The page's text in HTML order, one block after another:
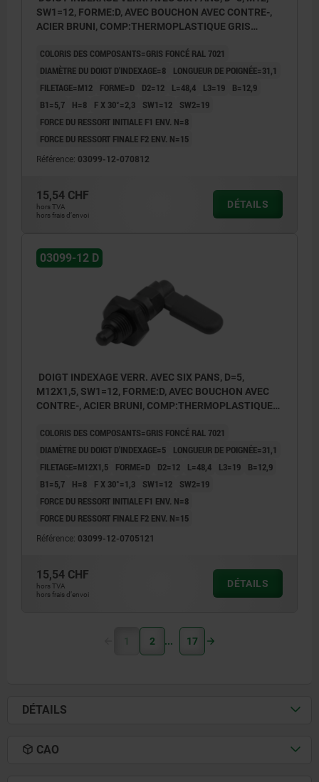
SW1=12, FORME:D, AVEC BOUCHON AVEC CONTRE-,
ACIER BRUNI, COMP:THERMOPLASTIQUE GRIS
COLORIS DES COMPOSANTS=GRIS FONCÉ RAL 7021
DIAMÈTRE DU DOIGT D'INDEXAGE=8
LONGUEUR DE POIGNÉE=31,1
FILETAGE=M12
FORME=D D2=12 L=48,4 L3=19
B=12,9
B1=5,7
H=8 F X 30°=2,3 SW1=12
SW2=19
FORCE DU RESSORT INITIALE F1 ENV. N=8
FORCE DU RESSORT FINALE F2 ENV. N=15
Référence: 03099-12-070812
15,54 CHF
hors TVA
hors frais d’envoi
DÉTAILS
03099-12 D
DOIGT INDEXAGE VERR. AVEC SIX PANS, D=5,
M12X1,5, SW1=12, FORME:D, AVEC BOUCHON AVEC
CONTRE-, ACIER BRUNI, COMP:THERMOPLASTIQUE
COLORIS DES COMPOSANTS=GRIS FONCÉ RAL 7021
DIAMÈTRE DU DOIGT D'INDEXAGE=5
LONGUEUR DE POIGNÉE=31,1
FILETAGE=M12X1,5
FORME=D D2=12 L=48,4 L3=19
B=12,9
B1=5,7
H=8 F X 30°=1,3 SW1=12
SW2=19
FORCE DU RESSORT INITIALE F1 ENV. N=8
FORCE DU RESSORT FINALE F2 ENV. N=15
Référence: 03099-12-0705121
15,54 CHF
hors TVA
hors frais d’envoi
DÉTAILS
1 2 17
DÉTAILS
CAO